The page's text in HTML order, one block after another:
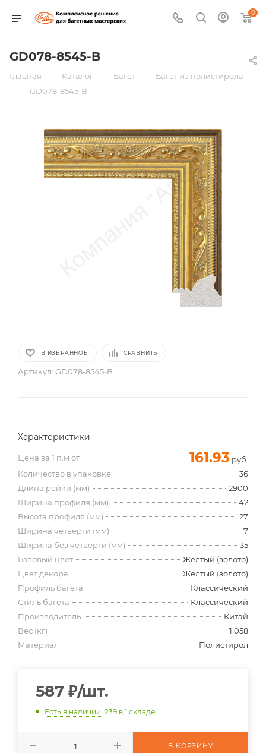
0
GD078-8545-B
Главная — Каталог — Багет — Багет из полистирола
— GD078-8545-B
В ИЗБРАННОЕ СРАВНИТЬ
Артикул: GD078-8545-B
Характеристики
Цена за 1 п.м от 161.93 руб.
Количество в упаковке
36
Длина рейки (мм)
2900
Ширина профиля (мм)
42
Высота профиля (мм)
27
Ширина четверти (мм)
7
Ширина без четверти (мм)
35
Базовый цвет
Желтый (золото)
Цвет декора
Желтый (золото)
Профиль багета
Классический
Стиль багета
Классический
Производитель
Китай
Вес (кг)
1.058
Материал
Полистирол
587 ₽/шт.
Есть в наличии: 239 в 1 складе
В КОРЗИНУ